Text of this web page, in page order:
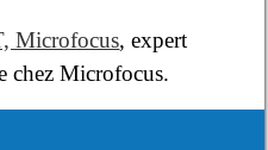
Microfocus, expert
chez Microfocus.